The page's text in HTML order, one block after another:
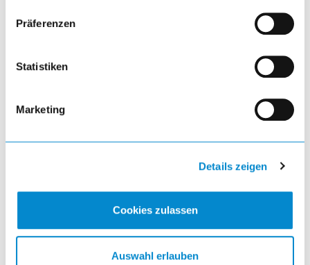
Präferenzen
Statistiken
Marketing
Details zeigen
Cookies zulassen
Auswahl erlauben
visibility